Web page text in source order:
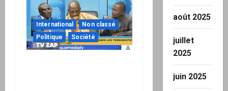
International
Non classé
Politique
Société
août 2025
juillet
2025
juin 2025